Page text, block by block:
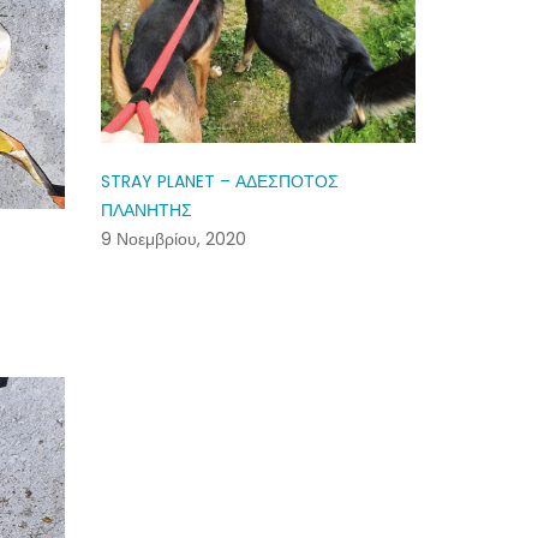
STRAY PLANET – ΑΔΕΣΠΟΤΟΣ
ΠΛΑΝΗΤΗΣ
9 Νοεμβρίου, 2020